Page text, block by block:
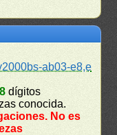
ab03-e8,e
8 dígitos
conocida.
No es